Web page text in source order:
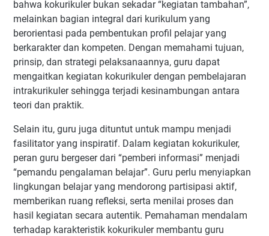
bahwa kokurikuler bukan sekadar “kegiatan tambahan”,
melainkan bagian integral dari kurikulum yang
berorientasi pada pembentukan profil pelajar yang
berkarakter dan kompeten. Dengan memahami tujuan,
prinsip, dan strategi pelaksanaannya, guru dapat
mengaitkan kegiatan kokurikuler dengan pembelajaran
intrakurikuler sehingga terjadi kesinambungan antara
teori dan praktik.
Selain itu, guru juga dituntut untuk mampu menjadi
fasilitator yang inspiratif. Dalam kegiatan kokurikuler,
peran guru bergeser dari “pemberi informasi” menjadi
“pemandu pengalaman belajar”. Guru perlu menyiapkan
lingkungan belajar yang mendorong partisipasi aktif,
memberikan ruang refleksi, serta menilai proses dan
hasil kegiatan secara autentik. Pemahaman mendalam
terhadap karakteristik kokurikuler membantu guru